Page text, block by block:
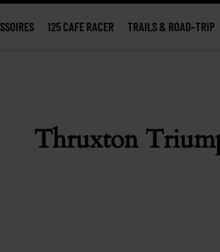
125 CAFE RACER TRAILS & ROAD-TRIP
Thruxton